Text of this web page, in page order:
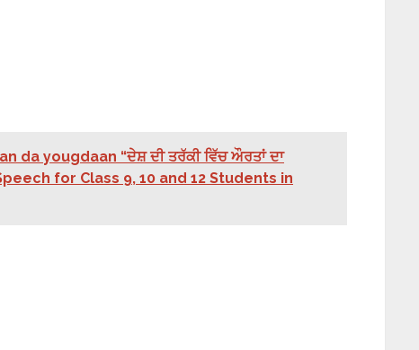
da yougdaan “ਦੇਸ਼ ਦੀ ਤਰੱਕੀ ਵਿੱਚ ਔਰਤਾਂ ਦਾ
for Class 9, 10 and 12 Students in